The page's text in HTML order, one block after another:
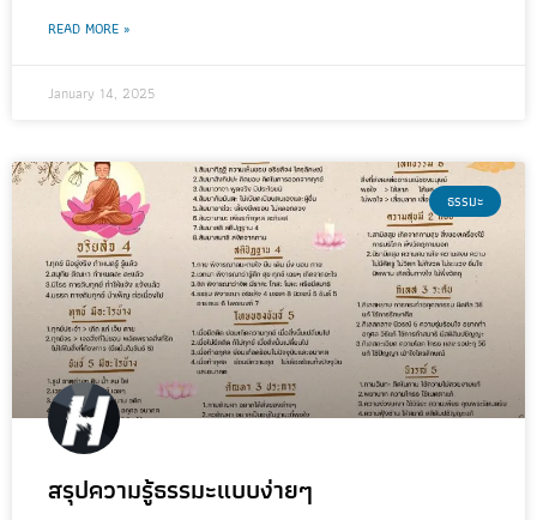
READ MORE »
January 14, 2025
ธรรมะ
สรุปความรู้ธรรมะแบบง่ายๆ